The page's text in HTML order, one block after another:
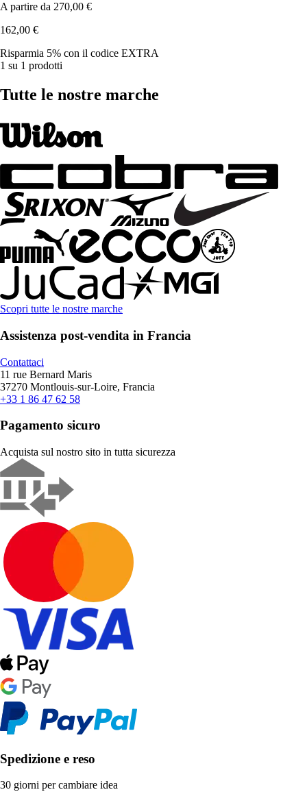
A partire da 270,00 €
162,00 €
Risparmia 5% con il codice EXTRA
1 su 1 prodotti
Tutte le nostre marche
Scopri tutte le nostre marche
Assistenza post-vendita in Francia
Contattaci
11 rue Bernard Maris
37270 Montlouis-sur-Loire, Francia
+33 1 86 47 62 58
Pagamento sicuro
Acquista sul nostro sito in tutta sicurezza
Spedizione e reso
30 giorni per cambiare idea